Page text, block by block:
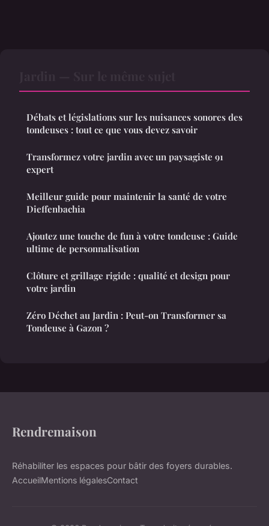
Débats et législations sur les nuisances sonores des
tondeuses : tout ce que vous devez savoir
Transformez votre jardin avec un paysagiste 91
expert
Meilleur guide pour maintenir la santé de votre
Dieffenbachia
Ajoutez une touche de fun à votre tondeuse : Guide
ultime de personnalisation
Clôture et grillage rigide : qualité et design pour
votre jardin
Zéro Déchet au Jardin : Peut-on Transformer sa
Tondeuse à Gazon ?
Rendremaison
Réhabiliter les espaces pour bâtir des foyers durables.
AccueilMentions légalesContact